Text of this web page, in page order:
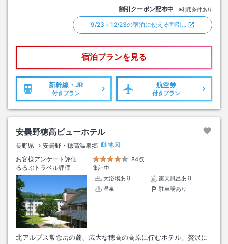
割引クーポン配布中 ※利用条件あり
9/23～12/23の宿泊に使える割引…
宿泊プランを見る
新幹線・JR
付きプラン
航空券
付きプラン
安曇野穂高ビューホテル
長野県 安曇野・穂高温泉郷
地図
お客様アンケート評価
84点
るるぶトラベル評価
集計中
大浴場あり
露天風呂あり
温泉
駐車場あり
北アルプス常念岳の麓、広大な穂高の高原に佇むホテル。贅沢に